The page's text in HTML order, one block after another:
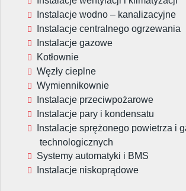
Instalacje wodno – kanalizacyjne
Instalacje centralnego ogrzewania
Instalacje gazowe
Kotłownie
Węzły cieplne
Wymiennikownie
Instalacje przeciwpożarowe
Instalacje pary i kondensatu
Instalacje sprężonego powietrza i
technologicznych
Systemy automatyki i BMS
Instalacje niskoprądowe